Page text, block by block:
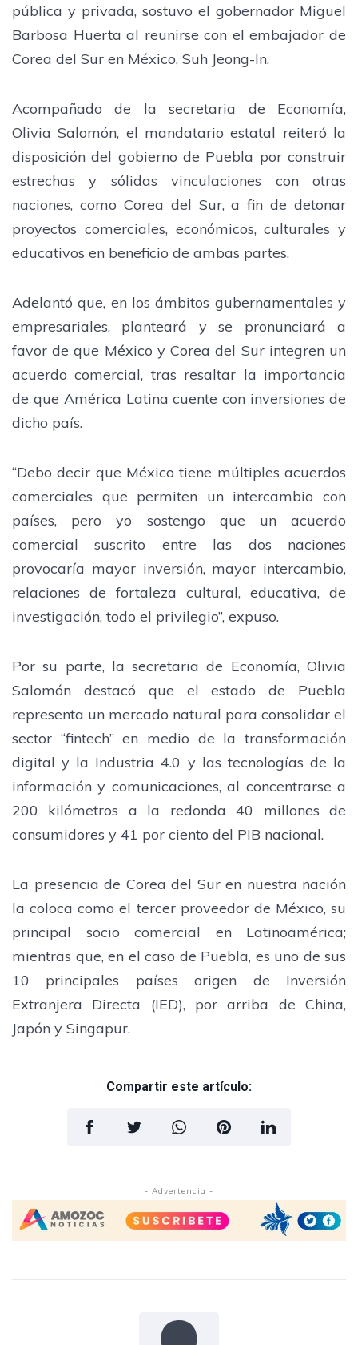
pública y privada, sostuvo el gobernador Miguel
Barbosa Huerta al reunirse con el embajador de
Corea del Sur en México, Suh Jeong-In.
Acompañado de la secretaria de Economía,
Olivia Salomón, el mandatario estatal reiteró la
disposición del gobierno de Puebla por construir
estrechas y sólidas vinculaciones con otras
naciones, como Corea del Sur, a fin de detonar
proyectos comerciales, económicos, culturales y
educativos en beneficio de ambas partes.
Adelantó que, en los ámbitos gubernamentales y
empresariales, planteará y se pronunciará a
favor de que México y Corea del Sur integren un
acuerdo comercial, tras resaltar la importancia
de que América Latina cuente con inversiones de
dicho país.
“Debo decir que México tiene múltiples acuerdos
comerciales que permiten un intercambio con
países, pero yo sostengo que un acuerdo
comercial suscrito entre las dos naciones
provocaría mayor inversión, mayor intercambio,
relaciones de fortaleza cultural, educativa, de
investigación, todo el privilegio”, expuso.
Por su parte, la secretaria de Economía, Olivia
Salomón destacó que el estado de Puebla
representa un mercado natural para consolidar el
sector “fintech” en medio de la transformación
digital y la Industria 4.0 y las tecnologías de la
información y comunicaciones, al concentrarse a
200 kilómetros a la redonda 40 millones de
consumidores y 41 por ciento del PIB nacional.
La presencia de Corea del Sur en nuestra nación
la coloca como el tercer proveedor de México, su
principal socio comercial en Latinoamérica;
mientras que, en el caso de Puebla, es uno de sus
10 principales países origen de Inversión
Extranjera Directa (IED), por arriba de China,
Japón y Singapur.
Compartir este artículo:
- Advertencia -